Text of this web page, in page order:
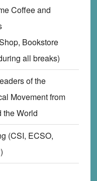
Coffee and
Bookstore
all breaks)
of the
Movement from
the World
(CSI, ECSO,